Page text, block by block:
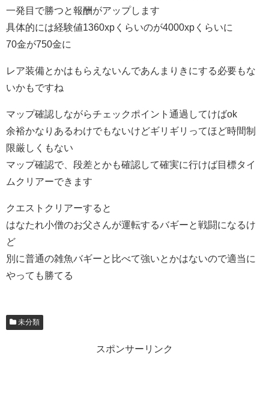
一発目で勝つと報酬がアップします
具体的には経験値1360xpくらいのが4000xpくらいに
70金が750金に
レア装備とかはもらえないんであんまりきにする必要もな
いかもですね
マップ確認しながらチェックポイント通過してけばok
余裕かなりあるわけでもないけどギリギリってほど時間制
限厳しくもない
マップ確認で、段差とかも確認して確実に行けば目標タイ
ムクリアーできます
クエストクリアーすると
はなたれ小僧のお父さんが運転するバギーと戦闘になるけ
ど
別に普通の雑魚バギーと比べて強いとかはないので適当に
やっても勝てる
未分類
スポンサーリンク